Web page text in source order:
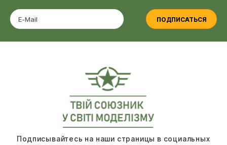
ПОДПИСАТЬСЯ
Подписывайтесь на наши страницы в социальных